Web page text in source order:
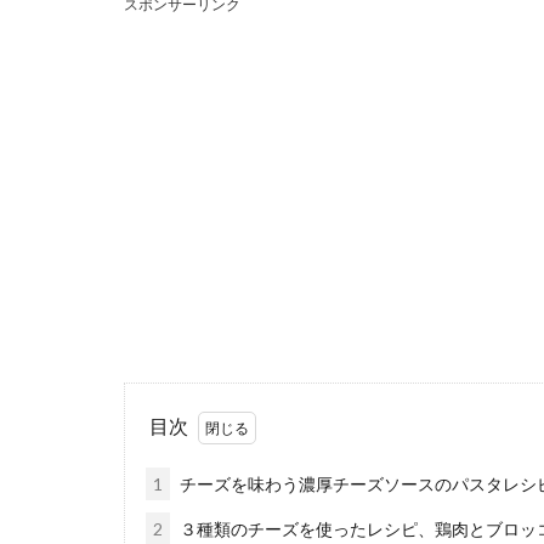
クッキーはお
スポンサーリンク
目次
1 チーズを味わう濃厚チーズソースのパスタレシ
2 ３種類のチーズを使ったレシピ、鶏肉とブロ